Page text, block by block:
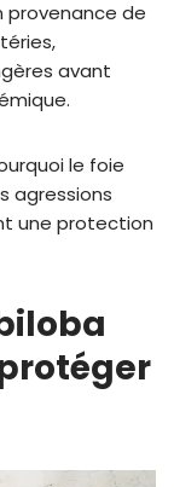
provenance de
avant
le foie
agressions
une protection